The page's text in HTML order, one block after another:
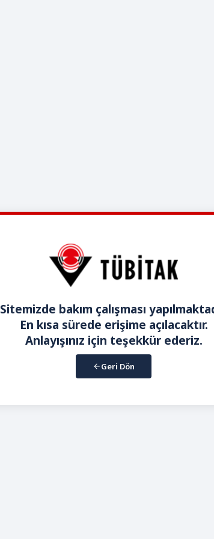
Sitemizde bakım çalışması
En kısa sürede erişime açılacaktır.
Anlayışınız için teşekkür ederiz.
Geri Dön